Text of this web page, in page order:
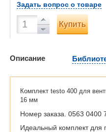
Задать вопрос о товаре
Купить
Описание
Комплект testo 400 для
16 мм
Номер заказа. 0563 0400
Идеальный комплект для